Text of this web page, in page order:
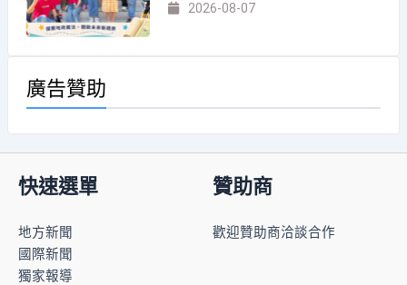
2026-08-07
廣告贊助
快速選單
地方新聞
國際新聞
獨家報導
贊助商
歡迎贊助商洽談合作